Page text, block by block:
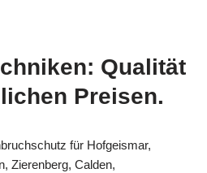
Qualität
Preisen.
für Hofgeismar,
Zierenberg, Calden,